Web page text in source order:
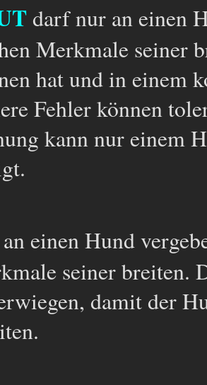
darf nur an einen
Merkmale seiner
hat und in einem
Fehler können
kann nur einem
einen Hund
seiner breiten.
damit der